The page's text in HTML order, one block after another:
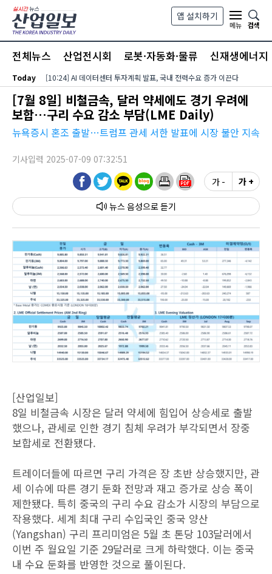
본문 바로가기
앱 설치하기
메뉴
검색
전체뉴스 산업전시회 로봇·자동화·물류 신재생에너지
Today [10:24] AI 데이터센터 투자계획 발표, 국내 전력수요 증가 이끈다
[7월 8일] 비철금속, 달러 약세에도 경기 우려에
보합…구리 수요 감소 부담(LME Daily)
뉴욕증시 혼조 출발…트럼프 관세 서한 발표에 시장 불안 지속
기사입력 2025-07-09 07:32:51
뉴스 음성
가 - 가 +
[산업일보]
8일 비철금속 시장은 달러 약세에 힘입어 상승세로 출발
했으나, 관세로 인한 경기 침체 우려가 부각되면서 장중
보합세로 전환됐다.
트레이더들에 따르면 구리 가격은 장 초반 상승했지만, 관
세 이슈에 따른 경기 둔화 전망과 재고 증가로 상승 폭이
제한됐다. 특히 중국의 구리 수요 감소가 시장의 부담으로
작용했다. 세계 최대 구리 수입국인 중국 양산
(Yangshan) 구리 프리미엄은 5월 초 톤당 103달러에서
이번 주 월요일 기준 29달러로 크게 하락했다. 이는 중국
내 수요 둔화를 반영한 것으로 풀이된다.